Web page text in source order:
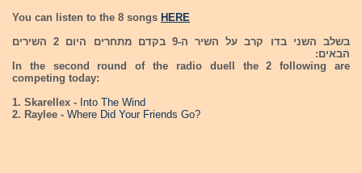
You can listen to the 8 songs HERE
בשלב השני בדו קרב על השיר ה-9 בקדם מתחרים היום 2 השירים
הבאים:
In the second round of the radio duell the 2 following are
competing today:
1. Skarellex - Into The Wind
2. Raylee - Where Did Your Friends Go?